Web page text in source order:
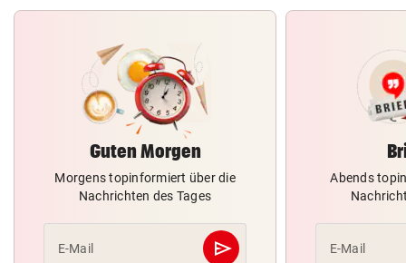
Guten Morgen
Morgens topinformiert über die
Nachrichten des Tages
E-Mail send
Abschicken
Abends
E-Mail